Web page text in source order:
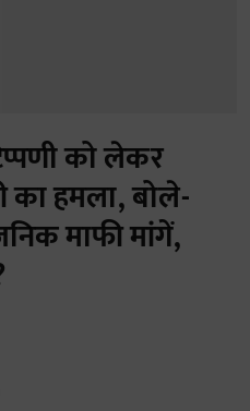
को लेकर
का हमला, बोले-
माफी मांगें,